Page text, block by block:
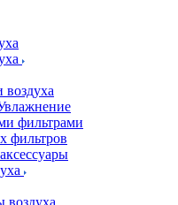
воздуха
фильтрами
фильтров
воздуха